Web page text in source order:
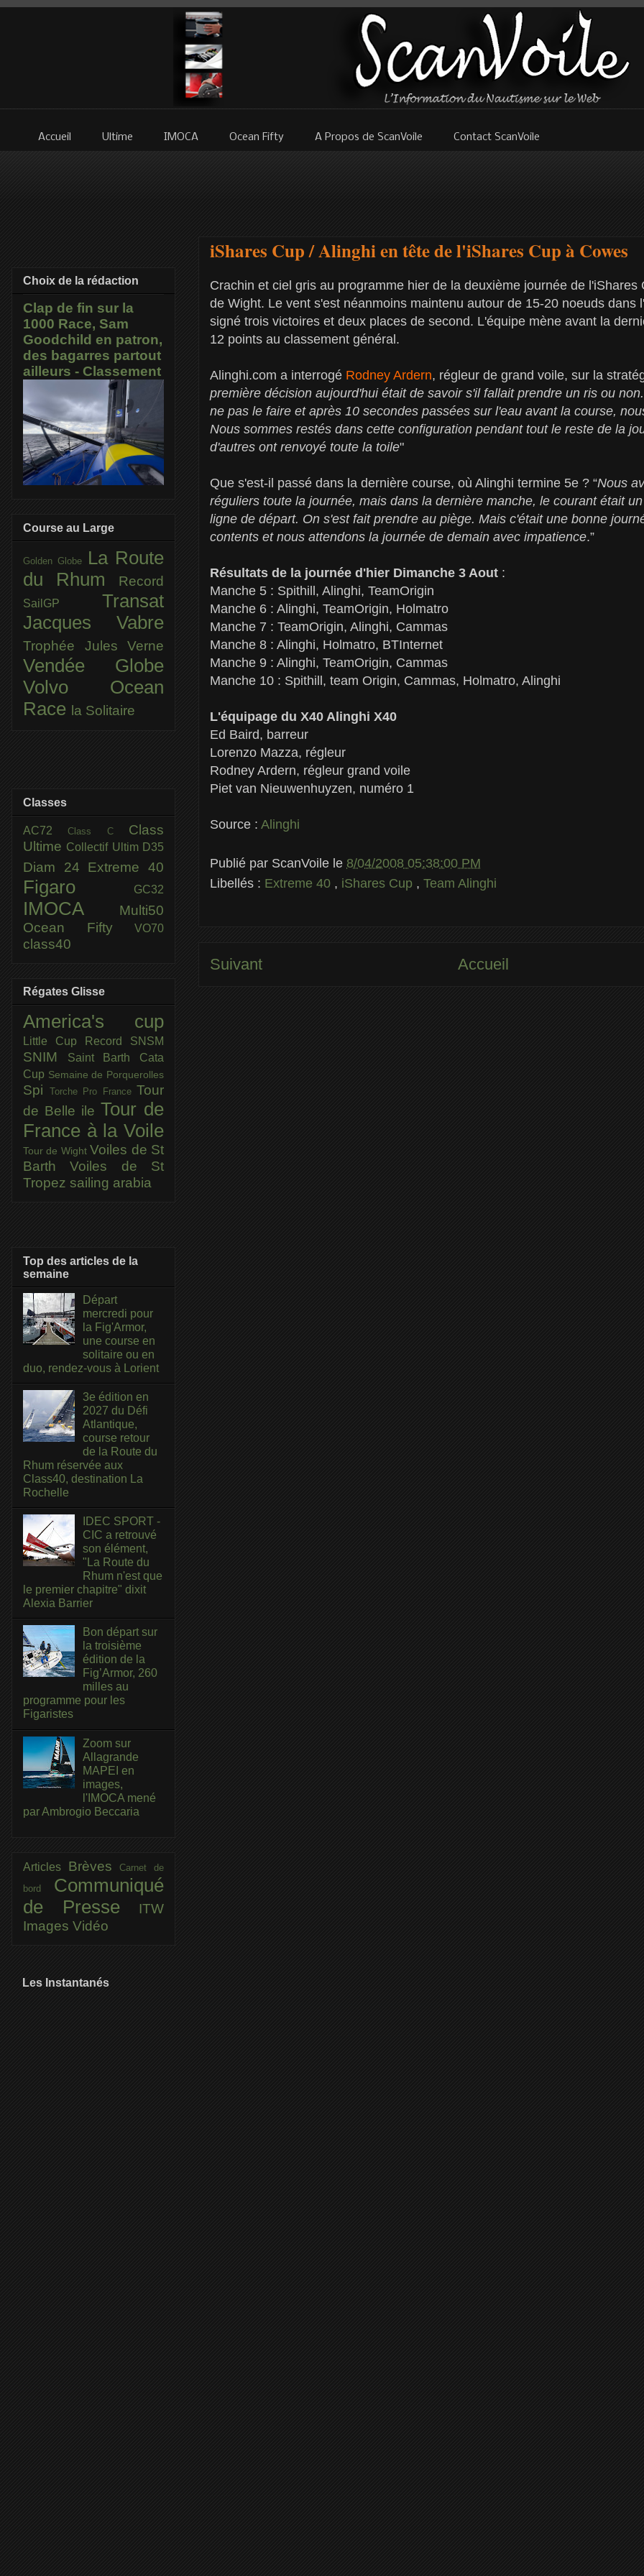
Accueil Ultime IMOCA Ocean Fifty A Propos de ScanVoile Contact ScanVoile
iShares Cup / Alinghi en tête de l'iShares Cup à Cowes
Crachin et ciel gris au programme hier de la deuxième journée de l'iShares
de Wight. Le vent s'est néanmoins maintenu autour de 15-20 noeuds dans
signé trois victoires et deux places de second. L'équipe mène avant la
12 points au classement général.
Alinghi.com a interrogé Rodney Ardern, régleur de grand voile, sur la
première décision aujourd'hui était de savoir s'il fallait prendre un ris ou
ne pas le faire et après 10 secondes passées sur l'eau avant la course,
Nous sommes restés dans cette configuration pendant tout le reste de la
d'autres ont renvoyé toute la toile"
Que s'est-il passé dans la dernière course, où Alinghi termine 5e ? “Nous
réguliers toute la journée, mais dans la dernière manche, le courant était
ligne de départ. On s'est fait prendre au piège. Mais c'était une bonne
contents et nous attendons la journée de demain avec impatience.”
Résultats de la journée d'hier Dimanche 3 Aout :
Manche 5 : Spithill, Alinghi, TeamOrigin
Manche 6 : Alinghi, TeamOrigin, Holmatro
Manche 7 : TeamOrigin, Alinghi, Cammas
Manche 8 : Alinghi, Holmatro, BTInternet
Manche 9 : Alinghi, TeamOrigin, Cammas
Manche 10 : Spithill, team Origin, Cammas, Holmatro, Alinghi
L'équipage du X40 Alinghi X40
Ed Baird, barreur
Lorenzo Mazza, régleur
Rodney Ardern, régleur grand voile
Piet van Nieuwenhuyzen, numéro 1
Source : Alinghi
Publié par ScanVoile le 8/04/2008 05:38:00 PM
Libellés : Extreme 40 , iShares Cup , Team Alinghi
Suivant Accueil
Choix de la rédaction
Clap de fin sur la
1000 Race, Sam
Goodchild en patron,
des bagarres partout
ailleurs - Classement
Course au Large
Golden Globe
La Route
du Rhum
Record
SailGP Transat
Jacques Vabre
Trophée Jules Verne
Vendée Globe
Volvo Ocean
Race la Solitaire
Classes
AC72Class C Class
Ultime Collectif Ultim D35
Diam 24 Extreme 40
Figaro GC32
IMOCA
Multi50
Ocean Fifty
VO70
class40
Régates Glisse
America's cup
Little Cup Record SNSM
SNIM
Saint Barth Cata
Cup Semaine de Porquerolles
Spi Torche Pro France Tour
de Belle ile Tour de
France à la Voile
Tour de Wight Voiles de St
BarthVoiles de St
Tropez sailing arabia
Top des articles de la
semaine
Départ
mercredi pour
la Fig'Armor,
une course en
solitaire ou en
duo, rendez-vous à Lorient
3e édition en
2027 du Défi
Atlantique,
course retour
de la Route du
Rhum réservée aux
Class40, destination La
Rochelle
IDEC SPORT -
CIC a retrouvé
son élément,
"La Route du
Rhum n'est que
le premier chapitre" dixit
Alexia Barrier
Bon départ sur
la troisième
édition de la
Fig’Armor, 260
milles au
programme pour les
Figaristes
Zoom sur
Allagrande
MAPEI en
images,
l'IMOCA mené
par Ambrogio Beccaria
Articles BrèvesCarnet de
bord Communiqué
de Presse
ITW
Images Vidéo
Les Instantanés